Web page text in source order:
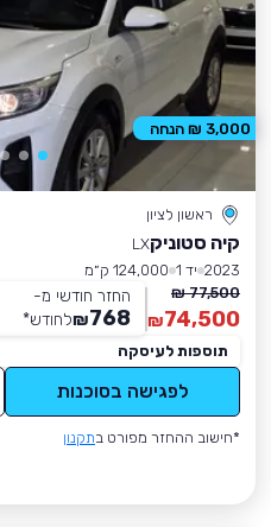
ראשון לציון
קיה סטוניקLX
2023 יד 1
124,000 ק״מ
77,500 ₪
74,500
₪
החזר חודשי מ-
768
₪לחודש*
תוספות לעיסקה
לפגישה בסוכנות
*חישוב ההחזר מפורט בתקנון
3,000 ₪ הנחה